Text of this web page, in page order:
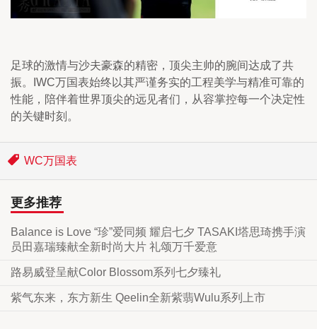
足球的激情与沙夫豪森的精密，顶尖主帅的腕间达成了共
振。IWC万国表始终以其严谨务实的工程美学与精准可靠的
性能，陪伴着世界顶尖的远见者们，从容掌控每一个决定性
的关键时刻。
WC万国表
更多推荐
Balance is Love “珍”爱同频 耀启七夕 TASAKI塔思琦携手演
员田嘉瑞臻献全新时尚大片 礼颂万千爱意
路易威登呈献Color Blossom系列七夕臻礼
紫气东来，东方新生 Qeelin全新紫翡Wulu系列上市